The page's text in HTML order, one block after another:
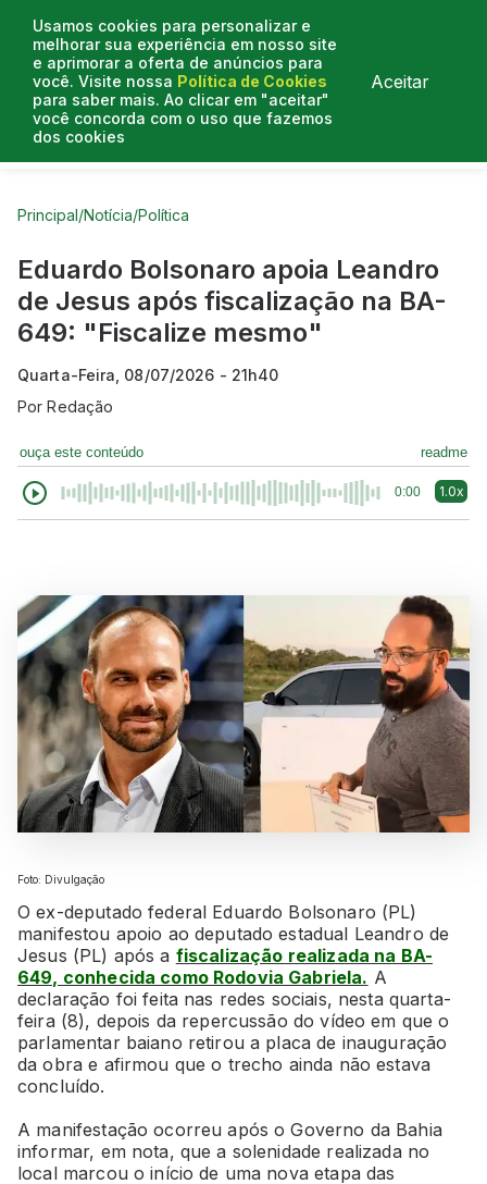
Usamos cookies para personalizar e
melhorar sua experiência em nosso site
e aprimorar a oferta de anúncios para
você. Visite nossa Política de Cookies
para saber mais. Ao clicar em "aceitar"
você concorda com o uso que fazemos
dos cookies
Aceitar
Curtas do Poder
Principal/Notícia/Política
Eduardo Bolsonaro apoia Leandro
de Jesus após fiscalização na BA-
649: "Fiscalize mesmo"
Quarta-Feira, 08/07/2026 - 21h40
PorRedação
ouça este conteúdo readme
0:00 1.0x
Foto: Divulgação
O ex-deputado federal Eduardo Bolsonaro (PL)
manifestou apoio ao deputado estadual Leandro de
Jesus (PL) após a fiscalização realizada na BA-
649, conhecida como Rodovia Gabriela. A
declaração foi feita nas redes sociais, nesta quarta-
feira (8), depois da repercussão do vídeo em que o
parlamentar baiano retirou a placa de inauguração
da obra e afirmou que o trecho ainda não estava
concluído.
A manifestação ocorreu após o Governo da Bahia
informar, em nota, que a solenidade realizada no
local marcou o início de uma nova etapa das